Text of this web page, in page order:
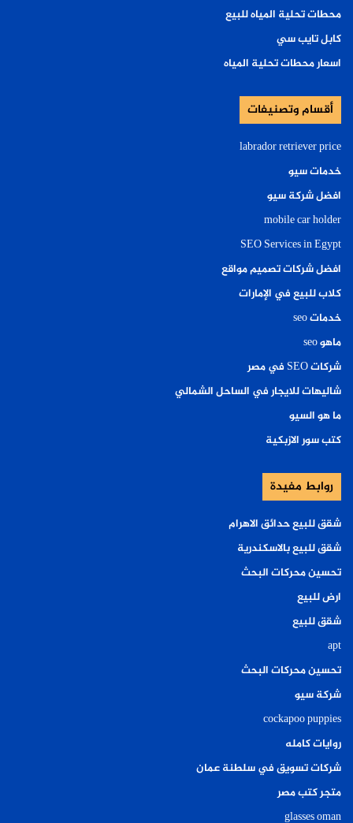
محطات تحلية المياه للبيع
كابل تايب سي
اسعار محطات تحلية المياه
أقسام وتصنيفات
labrador retriever price
خدمات سيو
افضل شركة سيو
mobile car holder
SEO Services in Egypt
افضل شركات تصميم مواقع
كلاب للبيع في الإمارات
خدمات seo
ماهو seo
شركات SEO في مصر
شاليهات للايجار في الساحل الشمالي
ما هو السيو
كتب سور الازبكية
روابط مفيدة
شقق للبيع حدائق الاهرام
شقق للبيع بالاسكندرية
تحسين محركات البحث
ارض للبيع
شقق للبيع
apt
تحسين محركات البحث
شركة سيو
cockapoo puppies
روايات كامله
شركات تسويق في سلطنة عمان
متجر كتب مصر
glasses oman